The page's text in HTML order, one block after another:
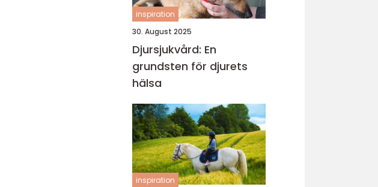
inspiration
30. August 2025
Djursjukvård: En
grundsten för djurets
hälsa
inspiration